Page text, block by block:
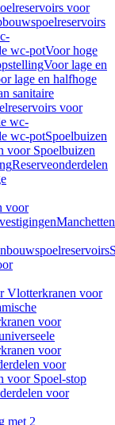
voor
wc-potVoor hoge
Voor lage en
lage en halfhoge
sanitaire
voor
wc-
wc-potSpoelbuizen
voor Spoelbuizen
Reserveonderdelen
voor
Manchetten
Vlotterkranen voor
voor
voor
voor
voor Spoel-stop
voor
met 2